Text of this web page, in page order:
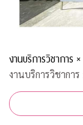
งานบริการวิชาการ
งานบริการวิชากา